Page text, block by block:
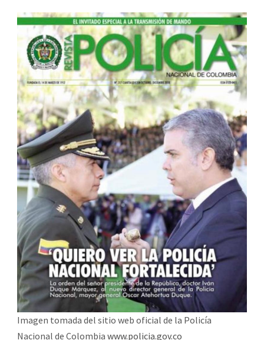
Imagen tomada del sitio web oficial de la Policía
Nacional de Colombia www.policia.gov.co